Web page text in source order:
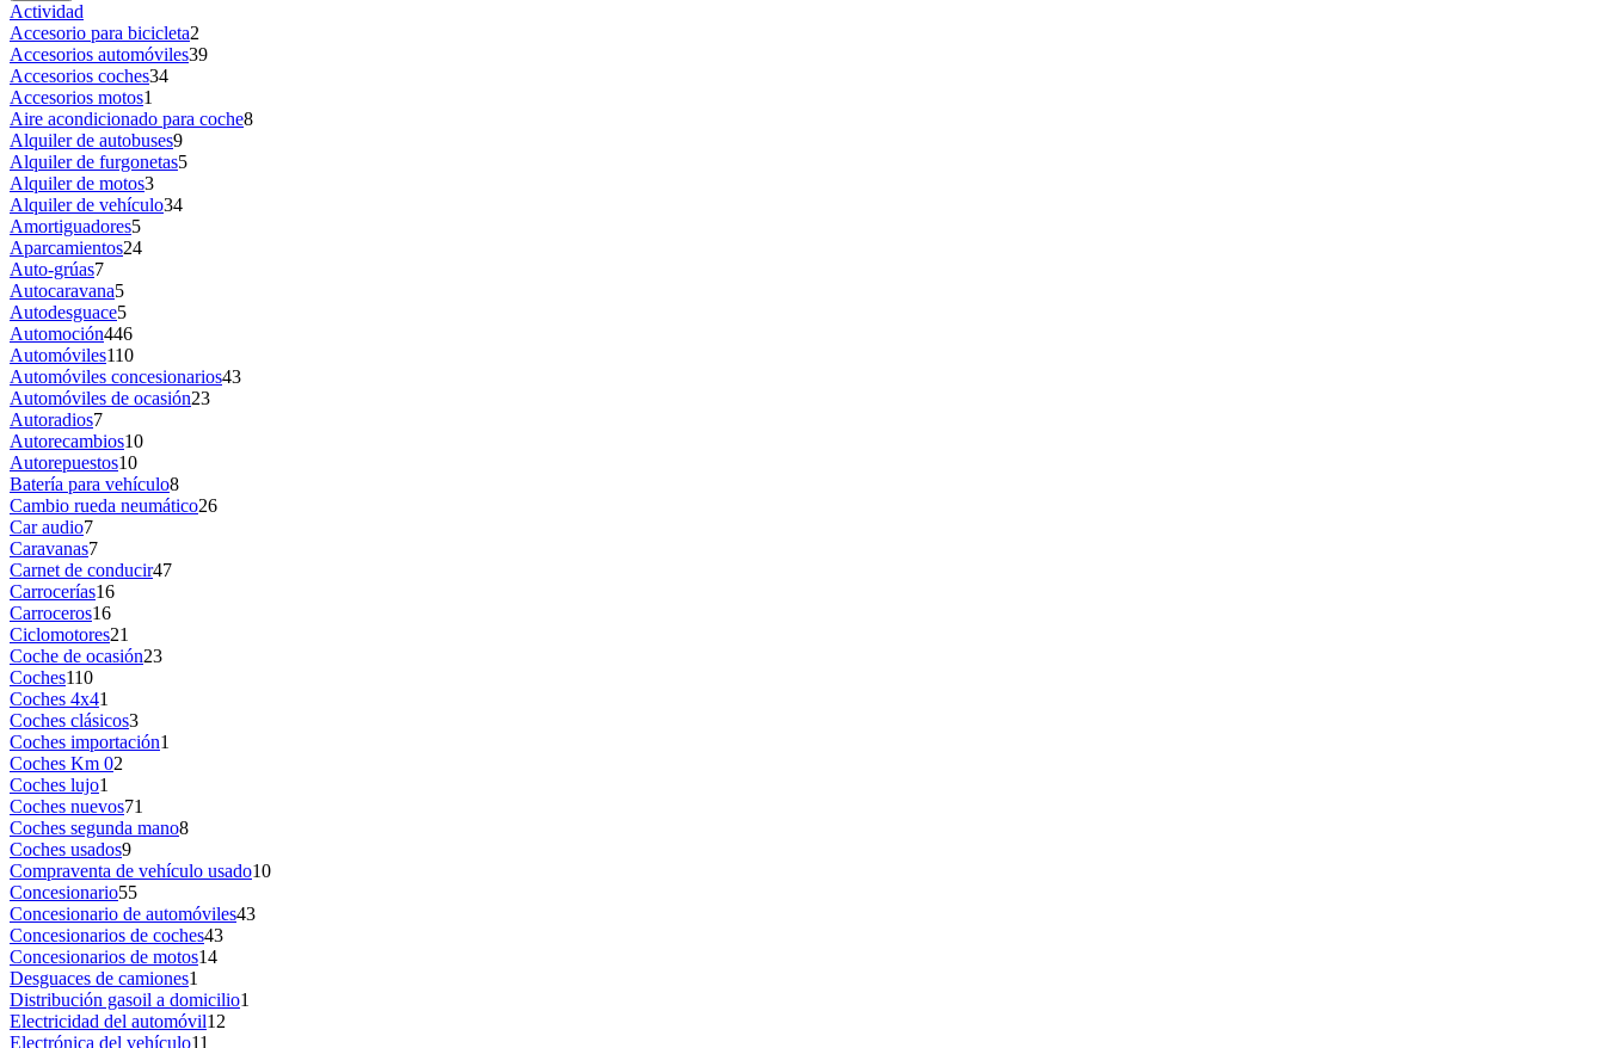
Actividad
Accesorio para bicicleta2
Accesorios automóviles39
Accesorios coches34
Accesorios motos1
Aire acondicionado para coche8
Alquiler de autobuses9
Alquiler de furgonetas5
Alquiler de motos3
Alquiler de vehículo34
Amortiguadores5
Aparcamientos24
Auto-grúas7
Autocaravana5
Autodesguace5
Automoción446
Automóviles110
Automóviles concesionarios43
Automóviles de ocasión23
Autoradios7
Autorecambios10
Autorepuestos10
Batería para vehículo8
Cambio rueda neumático26
Car audio7
Caravanas7
Carnet de conducir47
Carrocerías16
Carroceros16
Ciclomotores21
Coche de ocasión23
Coches110
Coches 4x41
Coches clásicos3
Coches importación1
Coches Km 02
Coches lujo1
Coches nuevos71
Coches segunda mano8
Coches usados9
Compraventa de vehículo usado10
Concesionario55
Concesionario de automóviles43
Concesionarios de coches43
Concesionarios de motos14
Desguaces de camiones1
Distribución gasoil a domicilio1
Electricidad del automóvil12
Electrónica del vehículo11